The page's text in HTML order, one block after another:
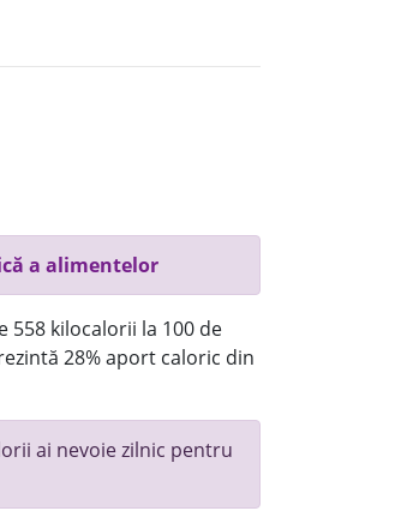
a alimentelor
558 kilocalorii la 100 de
28% aport caloric din
ai nevoie zilnic pentru